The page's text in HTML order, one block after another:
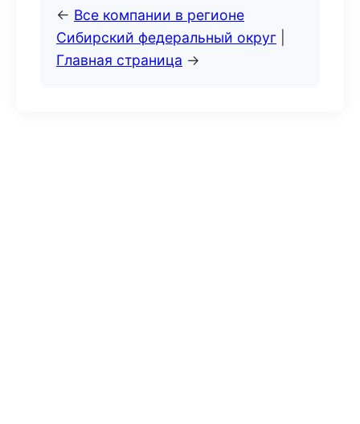
← Все компании в регионе
Сибирский федеральный округ
Главная страница →